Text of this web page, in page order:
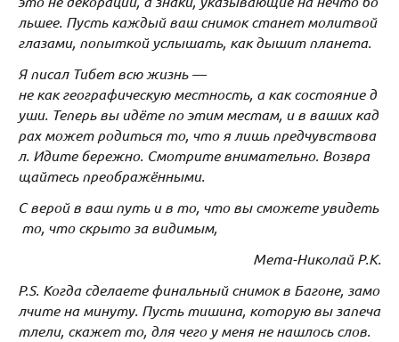
льшее. Пусть каждый ваш снимок станет молитвой
глазами, попыткой услышать, как дышит планета.
Я писал Тибет всю жизнь —
не как географическую местность, а как состояние д
уши. Теперь вы идёте по этим местам, и в ваших кад
рах может родиться то, что я лишь предчувствова
л. Идите бережно. Смотрите внимательно. Возвра
щайтесь преображёнными.
С верой в ваш путь и в то, что вы сможете увидеть
то, что скрыто за видимым,
Мета-Николай Р.К.
P.S. Когда сделаете финальный снимок в Багоне, замо
лчите на минуту. Пусть тишина, которую вы запеча
тлели, скажет то, для чего у меня не нашлось слов.